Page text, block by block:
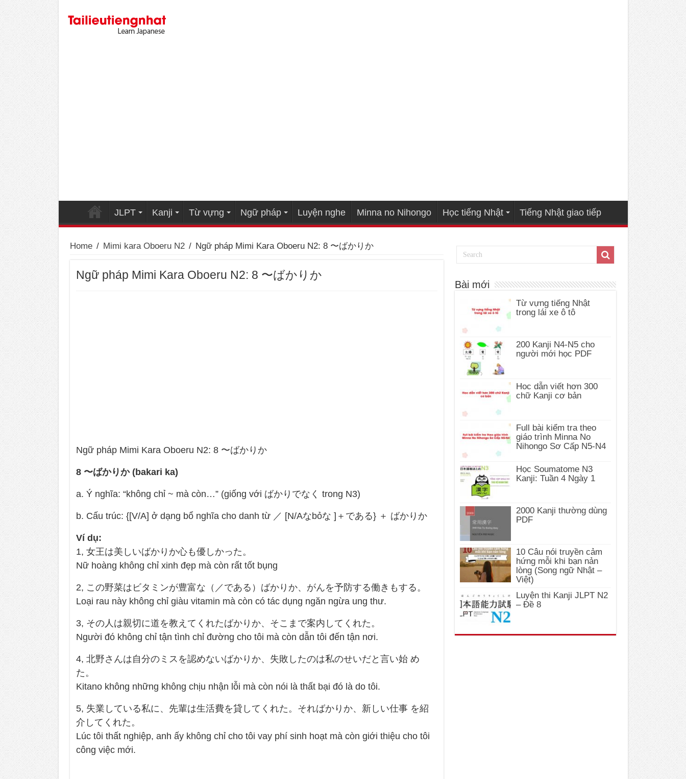
JLPT Kanji Từ vựng Ngữ pháp Luyện nghe Minna no Nihongo Học tiếng Nhật Tiếng Nhật giao tiếp
Home / Mimi kara Oboeru N2 / Ngữ pháp Mimi Kara Oboeru N2: 8 〜ばかりか
Ngữ pháp Mimi Kara Oboeru N2: 8 〜ばかりか
Ngữ pháp Mimi Kara Oboeru N2: 8 〜ばかりか
8 〜ばかりか (bakari ka)
a. Ý nghĩa: “không chỉ ~ mà còn…” (giống với ばかりでなく trong N3)
b. Cấu trúc: {[V/A] ở dạng bổ nghĩa cho danh từ ／ [N/Aなbỏな ]＋である} ＋ ばかりか
Ví dụ:
1, 女王は美しいばかりか心も優しかった。
Nữ hoàng không chỉ xinh đẹp mà còn rất tốt bụng
2, この野菜はビタミンが豊富な（／である）ばかりか、がんを予防する働きもする。
Loại rau này không chỉ giàu vitamin mà còn có tác dụng ngăn ngừa ung thư.
3, その人は親切に道を教えてくれたばかりか、そこまで案内してくれた。
Người đó không chỉ tận tình chỉ đường cho tôi mà còn dẫn tôi đến tận nơi.
4, 北野さんは自分のミスを認めないばかりか、失敗したのは私のせいだと言い始 め
た。
Kitano không những không chịu nhận lỗi mà còn nói là thất bại đó là do tôi.
5, 失業している私に、先輩は生活費を貸してくれた。そればかりか、新しい仕事 を紹
介してくれた。
Lúc tôi thất nghiệp, anh ấy không chỉ cho tôi vay phí sinh hoạt mà còn giới thiệu cho tôi
công việc mới.
Bài mới
Từ vựng tiếng Nhật
trong lái xe ô tô
200 Kanji N4-N5 cho
người mới học PDF
Hoc dẫn viết hơn 300
chữ Kanji cơ bản
Full bài kiểm tra theo
giáo trình Minna No
Nihongo Sơ Cấp N5-N4
Học Soumatome N3
Kanji: Tuần 4 Ngày 1
2000 Kanji thường dùng
PDF
10 Câu nói truyền cảm
hứng mỗi khi bạn nản
lòng (Song ngữ Nhật –
Việt)
Luyện thi Kanji JLPT N2
– Đề 8